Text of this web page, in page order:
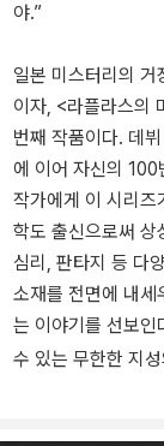
야.”
일본 미스터리의
이자, <라플라스의
번째 작품이다. 데
에 이어 자신의 100
작가에게 이 시리즈
학도 출신으로써 상
심리, 판타지 등 다
소재를 전면에 내세
는 이야기를 선보인
수 있는 무한한 지